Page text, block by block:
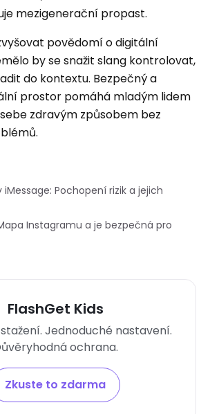
mezigenerační propast.
povědomí o digitální
by se snažit slang kontrolovat,
do kontextu. Bezpečný a
prostor pomáhá mladým lidem
zdravým způsobem bez
iMessage: Pochopení rizik a jejich
Instagramu a je bezpečná pro
FlashGet Kids
Jednoduché nastavení.
ochrana.
Zkuste to zdarma